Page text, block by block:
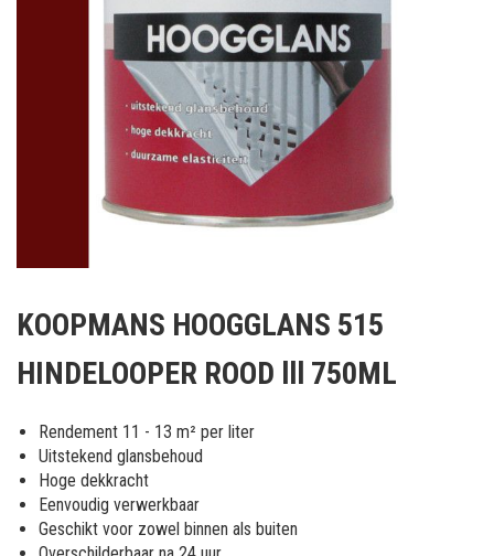
het
van
afbeeldingen-
gallerij
KOOPMANS HOOGGLANS 515
HINDELOOPER ROOD lll 750ML
Rendement 11 - 13 m² per liter
Uitstekend glansbehoud
Hoge dekkracht
Eenvoudig verwerkbaar
Geschikt voor zowel binnen als buiten